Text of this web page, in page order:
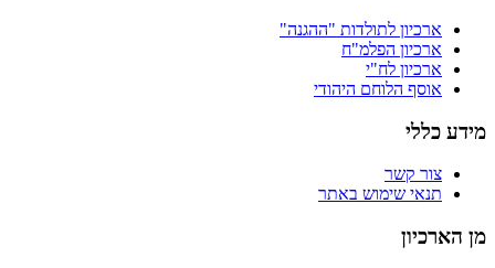
ארכיון לתולדות "ההגנה"
ארכיון הפלמ"ח
ארכיון לח"י
אוסף הלוחם היהודי
מידע כללי
צור קשר
תנאי שימוש באתר
מן הארכיון